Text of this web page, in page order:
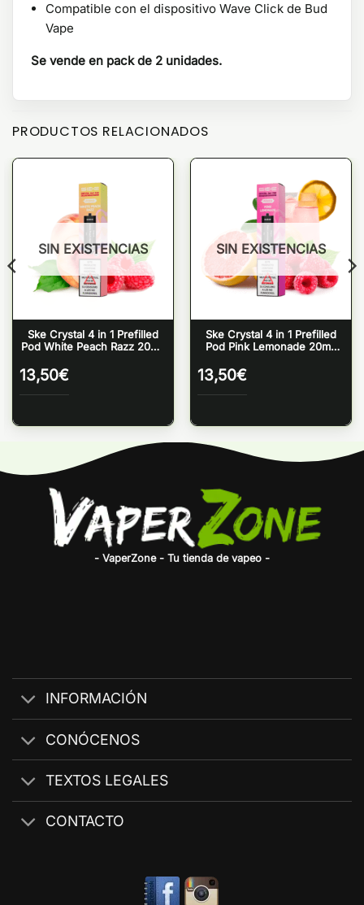
Compatible con el dispositivo Wave Click de Bud
Vape
Se vende en pack de 2 unidades.
PRODUCTOS RELACIONADOS
SIN EXISTENCIAS
Ske Crystal 4 in 1 Prefilled
Pod White Peach Razz 20mg
13,50€
SIN EXISTENCIAS
Ske Crystal 4 in 1 Prefilled
Pod Pink Lemonade 20mg
13,50€
- VaperZone - Tu tienda de vapeo -
INFORMACIÓN
CONÓCENOS
TEXTOS LEGALES
CONTACTO